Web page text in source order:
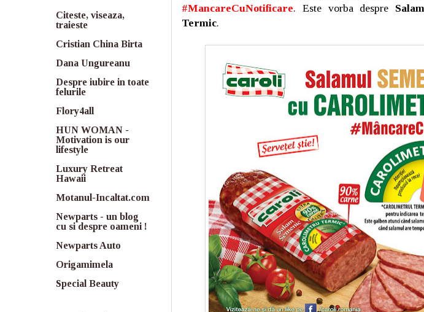
#MancareCuNotificare. Este vorba despre
Termic.
Citeste, viseaza,
traieste
Cristian China Birta
Dana Ungureanu
Despre iubire in toate
felurile
Flory4all
HUN WOMAN -
Motivation is our
lifestyle
Luxury Retreat
Hawaii
Motanul-Incaltat.com
Newparts - un blog
cu si despre oameni !
Newparts Auto
Origamimela
Special Beauty